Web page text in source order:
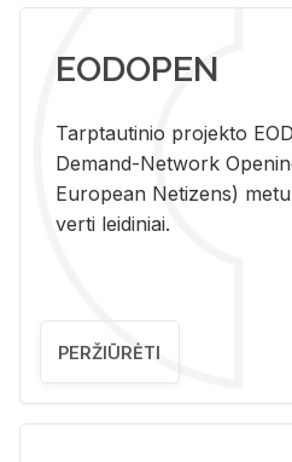
EODOPEN
Tarp­tau­ti­nio pro­jek­to
De­mand-Ne­twork
Eu­ro­pe­an Ne­ti­zens)
ver­ti lei­di­niai.
PERŽIŪRĖTI